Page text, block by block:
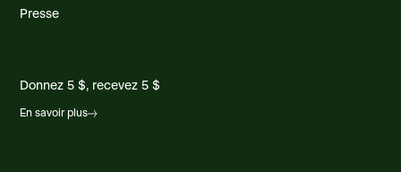
Presse
Donnez 5 $, recevez 5 $
En savoir plus